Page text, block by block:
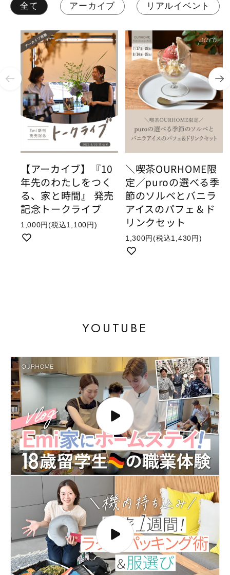
全て アーカイブ リアルイベント
【アーカイブ】『10
年先のわたしをつく
る、家と時間』 発売
記念トークライブ
1,000円(税込1,100円)
＼喫茶OURHOME限
定／puroの選べる季
節のソルベとバニラ
アイスのパフェ＆ド
リンクセット
1,300円(税込1,430円)
YOUTUBE